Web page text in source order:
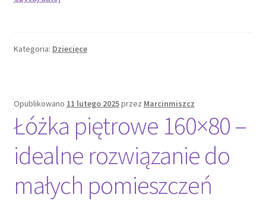
przy
dla
dziecka?
Kategoria: Dziecięce
Opublikowano 11 lutego 2025przez Marcinmiszcz
Łóżka piętrowe 160×80 –
idealne rozwiązanie do
małych pomieszczeń